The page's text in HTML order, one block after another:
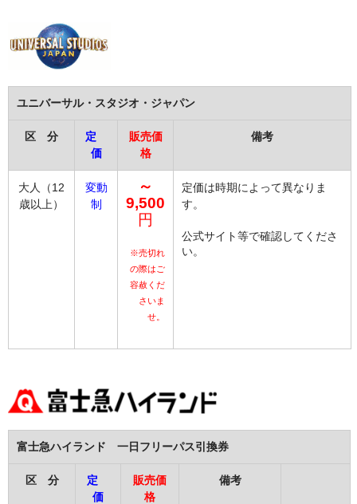
ユニバーサル・スタジオ・ジャパン
区 分
定
価
販売価
格
備考
大人（12
歳以上）
変動
制
～
9,500
円
※売切れ
の際はご
容赦くだ
さいま
せ。
定価は時期によって異なりま
す。
公式サイト等で確認してくださ
い。
富士急ハイランド 一日フリーパス引換券
区 分
定
価
販売価
格
備考